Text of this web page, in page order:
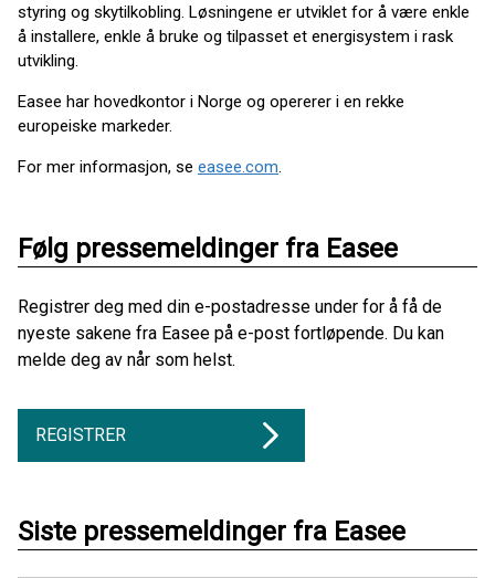
styring og skytilkobling. Løsningene er utviklet for å være enkle
å installere, enkle å bruke og tilpasset et energisystem i rask
utvikling.
Easee har hovedkontor i Norge og opererer i en rekke
europeiske markeder.
For mer informasjon, se easee.com.
Følg pressemeldinger fra Easee
Registrer deg med din e-postadresse under for å få de
nyeste sakene fra Easee på e-post fortløpende. Du kan
melde deg av når som helst.
REGISTRER
Siste pressemeldinger fra Easee